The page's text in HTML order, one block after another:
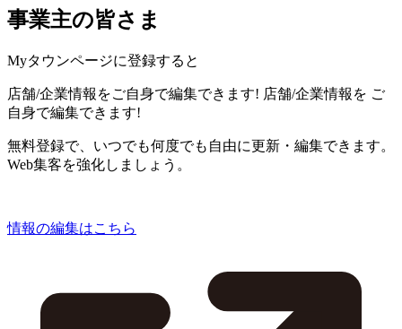
事業主の皆さま
Myタウンページに登録すると
店舗/企業情報をご自身で編集できます! 店舗/企業情報を ご
自身で編集できます!
無料登録で、いつでも何度でも自由に更新・編集できます。
Web集客を強化しましょう。
情報の編集はこちら